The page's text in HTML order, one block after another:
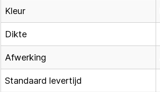
Kleur
Dikte
Afwerking
Standaard levertijd